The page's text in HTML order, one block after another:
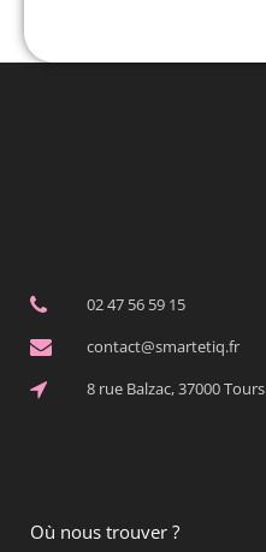
02 47 56 59 15
contact@smartetiq.fr
8 rue Balzac, 37000 Tours
Où nous trouver ?